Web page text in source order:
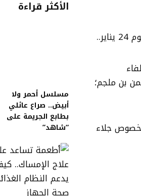
بن ملجم؛
بخصوص جلاء
الأكثر قراءة
مسلسل أحمر ولا
أبيض.. صراع عائلي
بطابع الجريمة على
“شاهد”